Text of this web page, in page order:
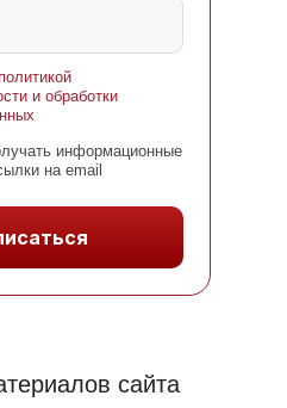
политикой
и обработки
информационные
на email
сайта